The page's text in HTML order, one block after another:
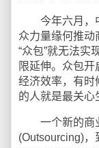
今年六月，中
众力量缘何推动
“众包”就无法实
限延伸。众包
经济效率，有时
的人就是最关心
一个新的商
(Outsourcing)